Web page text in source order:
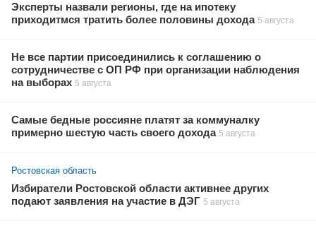
Эксперты назвали регионы, где на ипотеку
приходитмся тратить более половины дохода 5 августа
Не все партии присоединились к соглашению о
сотрудничестве с ОП РФ при организации наблюдения
на выборах 5 августа
Самые бедные россияне платят за коммуналку
примерно шестую часть своего дохода 5 августа
Ростовская область
Избиратели Ростовской области активнее других
подают заявления на участие в ДЭГ 5 августа